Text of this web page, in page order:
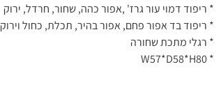
* ריפוד דמוי עור גרז' ,אפור כהה, שחור, חרדל, ירוק
* ריפוד בד אפור פחם, אפור בהיר, תכלת, כחול וירוק
* רגלי מתכת שחורה
* W57*D58*H80